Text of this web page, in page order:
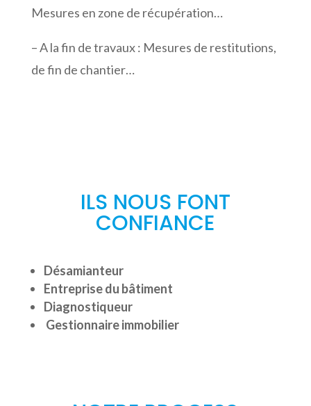
Mesures en zone de récupération…
– A la fin de travaux : Mesures de restitutions,
de fin de chantier…
ILS NOUS FONT
CONFIANCE
Désamianteur
Entreprise du bâtiment
Diagnostiqueur
Gestionnaire immobilier